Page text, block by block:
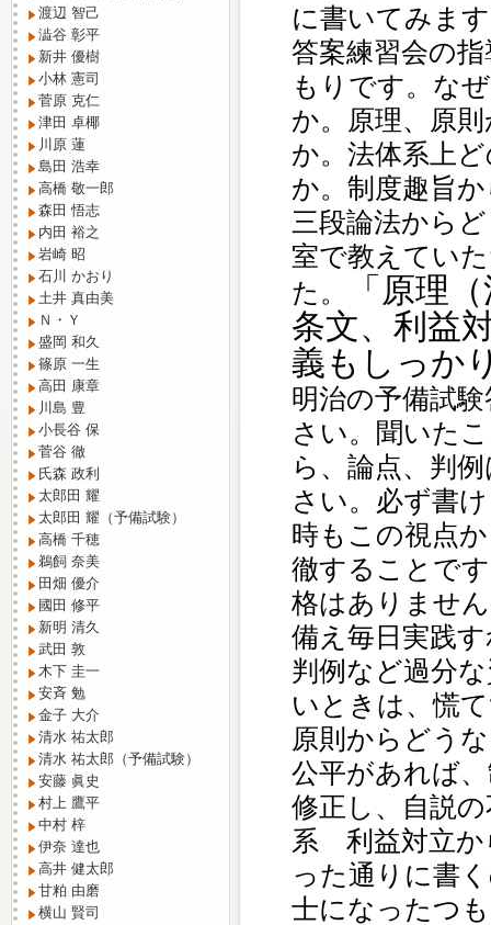
に書いてみま
答案練習会の
もりです。な
か。原理、原
か。法体系上
か。制度趣旨
三段論法から
室で教えてい
た。
「原理
条文、利益
義もしっか
明治の予備試
さい。聞いた
ら、論点、判
さい。必ず書
時もこの視点
徹することで
格はありませ
備え毎日実践
判例など過分
いときは、慌
原則からどう
公平があれば
修正し、自説
系 利益対立か
った通りに書
士になったつ
渡辺 智己
澁谷 彰平
新井 優樹
小林 憲司
菅原 克仁
津田 卓椰
川原 蓮
島田 浩幸
高橋 敬一郎
森田 悟志
内田 裕之
岩崎 昭
石川 かおり
土井 真由美
Ｎ・Ｙ
盛岡 和久
篠原 一生
高田 康章
川島 豊
小長谷 保
菅谷 徹
氏森 政利
太郎田 耀
太郎田 耀（予備試験）
高橋 千穂
鵜飼 奈美
田畑 優介
國田 修平
新明 清久
武田 敦
木下 圭一
安斉 勉
金子 大介
清水 祐太郎
清水 祐太郎（予備試験）
安藤 眞史
村上 鷹平
中村 梓
伊奈 達也
高井 健太郎
甘粕 由磨
横山 賢司